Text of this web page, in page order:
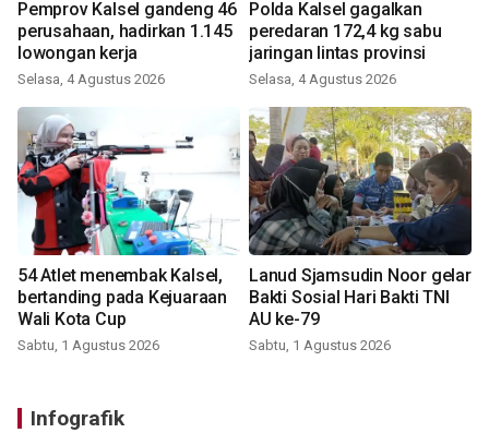
Pemprov Kalsel gandeng 46
perusahaan, hadirkan 1.145
lowongan kerja
Selasa, 4 Agustus 2026
Polda Kalsel gagalkan
peredaran 172,4 kg sabu
jaringan lintas provinsi
Selasa, 4 Agustus 2026
54 Atlet menembak Kalsel,
bertanding pada Kejuaraan
Wali Kota Cup
Sabtu, 1 Agustus 2026
Lanud Sjamsudin Noor gelar
Bakti Sosial Hari Bakti TNI
AU ke-79
Sabtu, 1 Agustus 2026
Infografik